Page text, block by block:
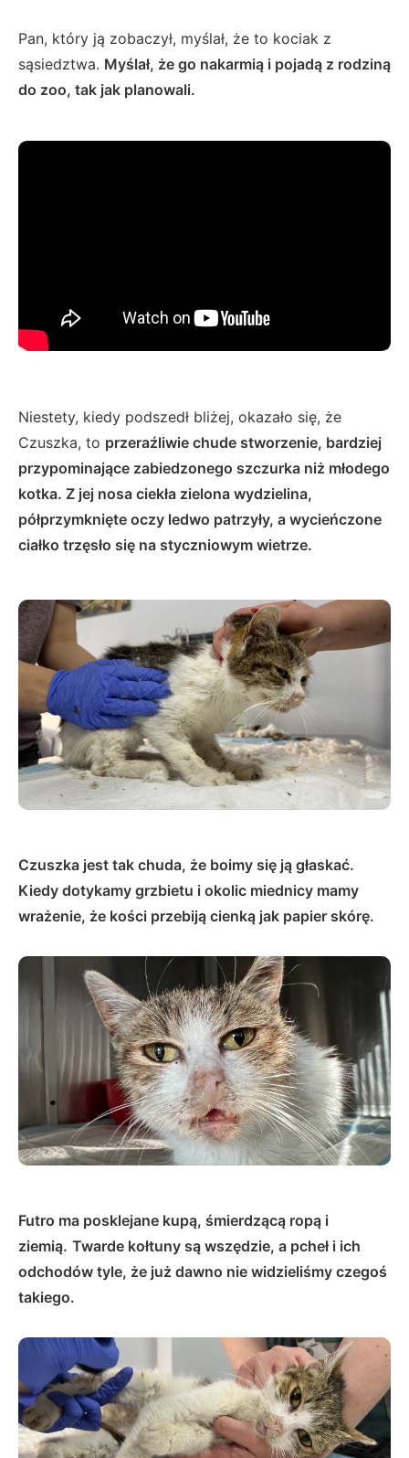
Pan, który ją zobaczył, myślał, że to kociak z
sąsiedztwa. Myślał, że go nakarmią i pojadą z rodziną
do zoo, tak jak planowali.
Niestety, kiedy podszedł bliżej, okazało się, że
Czuszka, to przeraźliwie chude stworzenie, bardziej
przypominające zabiedzonego szczurka niż młodego
kotka. Z jej nosa ciekła zielona wydzielina,
półprzymknięte oczy ledwo patrzyły, a wycieńczone
ciałko trzęsło się na styczniowym wietrze.
Czuszka jest tak chuda, że boimy się ją głaskać.
Kiedy dotykamy grzbietu i okolic miednicy mamy
wrażenie, że kości przebiją cienką jak papier skórę.
Futro ma posklejane kupą, śmierdzącą ropą i
ziemią. Twarde kołtuny są wszędzie, a pcheł i ich
odchodów tyle, że już dawno nie widzieliśmy czegoś
takiego.